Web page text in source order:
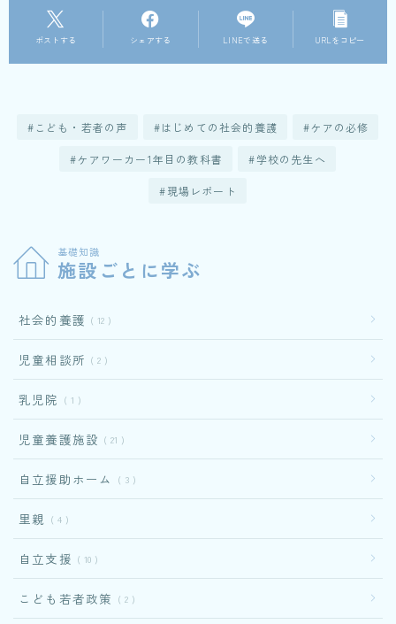
ポストする シェアする LINEで送る URLをコピー
こども・若者の声 はじめての社会的養護 ケアの必修
ケアワーカー1年目の教科書 学校の先生へ
現場レポート
基礎知識
施設ごとに学ぶ
社会的養護 12
児童相談所 2
乳児院 1
児童養護施設 21
自立援助ホーム 3
里親 4
自立支援 10
こども若者政策 2